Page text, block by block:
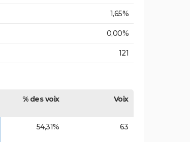
1,65%
0,00%
121
% des voix Voix
54,31% 63